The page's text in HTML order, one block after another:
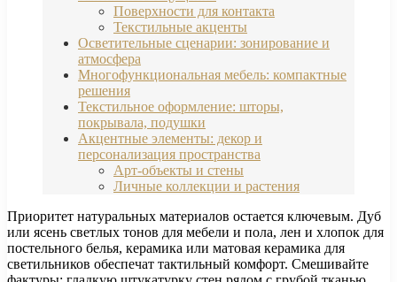
Поверхности для контакта
Текстильные акценты
Осветительные сценарии: зонирование и
атмосфера
Многофункциональная мебель: компактные
решения
Текстильное оформление: шторы,
покрывала, подушки
Акцентные элементы: декор и
персонализация пространства
Арт-объекты и стены
Личные коллекции и растения
Приоритет натуральных материалов остается ключевым. Дуб
или ясень светлых тонов для мебели и пола, лен и хлопок для
постельного белья, керамика или матовая керамика для
светильников обеспечат тактильный комфорт. Смешивайте